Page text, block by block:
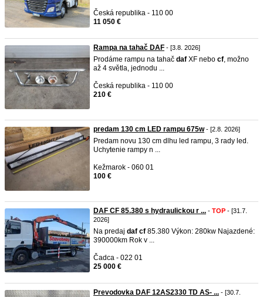
Česká republika - 110 00
11 050 €
Rampa na tahač DAF - [3.8. 2026]
Prodáme rampu na tahač daf XF nebo cf, možno
až 4 světla, jednodu ...
Česká republika - 110 00
210 €
predam 130 cm LED rampu 675w- [2.8. 2026]
Predam novu 130 cm dlhu led rampu, 3 rady led.
Uchytenie rampy n ...
Kežmarok - 060 01
100 €
DAF CF 85.380 s hydraulickou r ... - TOP - [31.7.
2026]
Na predaj daf cf 85.380 Výkon: 280kw Najazdené:
390000km Rok v ...
Čadca - 022 01
25 000 €
Prevodovka DAF 12AS2330 TD AS- ... - [30.7.